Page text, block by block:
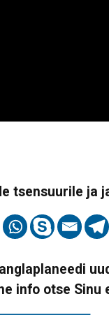
tsensuurile ja
info otse Sinu